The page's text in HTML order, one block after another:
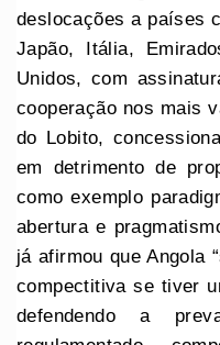
deslocações a países
Japão, Itália,
Unidos, com
cooperação nos mais
do Lobito,
em detrimento de
como exemplo
abertura e
já afirmou que Angola
compectitiva se tiver
defendendo a